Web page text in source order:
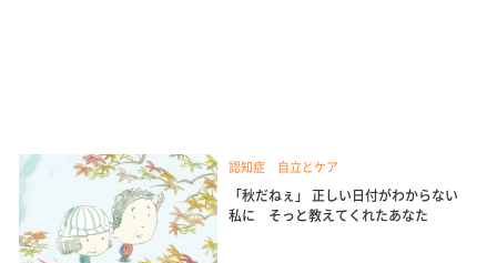
認知症 自立とケア
「秋だねぇ」 正しい日付がわからない
私に そっと教えてくれたあなた